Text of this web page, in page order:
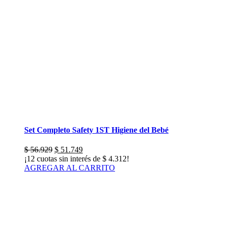
Set Completo Safety 1ST Higiene del Bebé
$56.929 El
precio
original
$ 51.749El
precio
actual
¡12 cuotas sin interés de $ 4.312!
AGREGAR AL CARRITO